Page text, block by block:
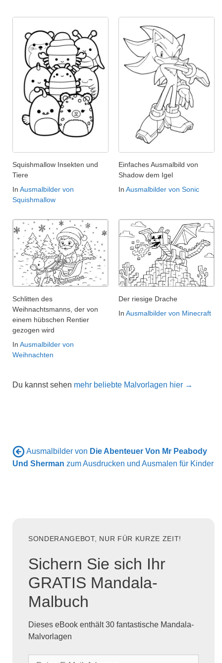
Squishmallow Insekten und
Tiere
In Ausmalbilder von
Squishmallow
Einfaches Ausmalbild von
Shadow dem Igel
In Ausmalbilder von Sonic
Schlitten des
Weihnachtsmanns, der von
einem hübschen Rentier
gezogen wird
In Ausmalbilder von
Weihnachten
Der riesige Drache
In Ausmalbilder von Minecraft
Du kannst sehen mehr beliebte Malvorlagen hier →
Ausmalbilder von Die Abenteuer Von Mr Peabody
Und Sherman zum Ausdrucken und Ausmalen für Kinder
SONDERANGEBOT, NUR FÜR KURZE ZEIT!
Sichern Sie sich Ihr
GRATIS Mandala-
Malbuch
Dieses eBook enthält 30 fantastische Mandala-
Malvorlagen